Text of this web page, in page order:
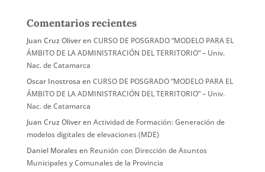
Comentarios recientes
Juan Cruz Oliveren CURSO DE POSGRADO “MODELO PARA EL
ÁMBITO DE LA ADMINISTRACIÓN DEL TERRITORIO” – Univ.
Nac. de Catamarca
Oscar Inostrosa en CURSO DE POSGRADO “MODELO PARA EL
ÁMBITO DE LA ADMINISTRACIÓN DEL TERRITORIO” – Univ.
Nac. de Catamarca
Juan Cruz Oliveren Actividad de Formación: Generación de
modelos digitales de elevaciones (MDE)
Daniel Moralesen Reunión con Dirección de Asuntos
Municipales y Comunales de la Provincia